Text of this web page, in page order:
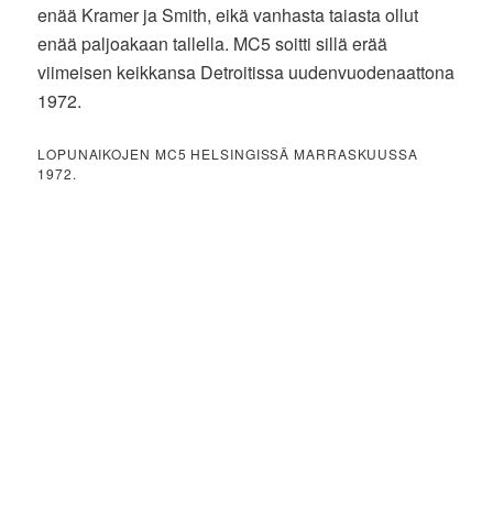
enää Kramer ja Smith, eikä vanhasta taiasta ollut
enää paljoakaan tallella. MC5 soitti sillä erää
viimeisen keikkansa Detroitissa uudenvuodenaattona
1972.
LOPUNAIKOJEN MC5 HELSINGISSÄ MARRASKUUSSA
1972.